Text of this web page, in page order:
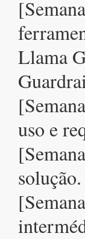
Llama
uso e
solução.